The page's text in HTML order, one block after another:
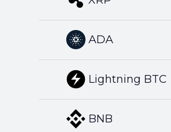
ADA
Lightning BTC
BNB